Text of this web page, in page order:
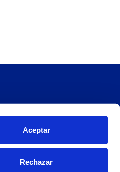
Aceptar
Rechazar